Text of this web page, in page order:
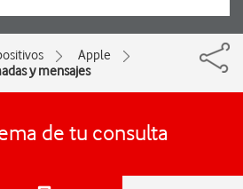
Apple
y mensajes
de tu consulta